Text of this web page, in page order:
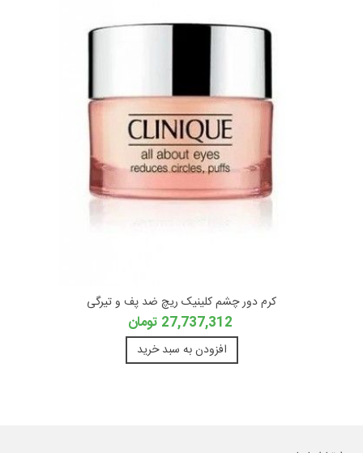
کرم دور چشم کلینیک ریچ ضد پف و تیرگی
27,737,312 تومان
افزودن به سبد خرید